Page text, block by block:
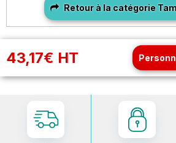
Retour à la catégorie
43,17€ HT